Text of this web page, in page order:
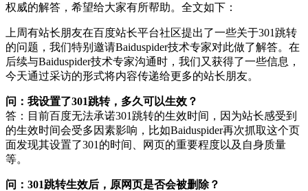
权威的解答，希望给大家有所帮助。全文如下：
上周有站长朋友在百度站长平台社区提出了一些关于301跳转
的问题，我们特别邀请Baiduspider技术专家对此做了解答。在
后续与Baiduspider技术专家沟通时，我们又获得了一些信息，
今天通过采访的形式将内容传递给更多的站长朋友。
问：我设置了301跳转，多久可以生效？
答：目前百度无法承诺301跳转的生效时间，因为站长感受到
的生效时间会受多因素影响，比如Baiduspider再次抓取这个页
面发现其设置了301的时间、网页的重要程度以及自身质量
等。
问：301跳转生效后，原网页是否会被删除？